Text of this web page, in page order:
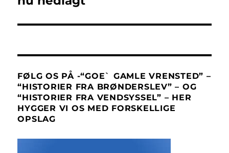
FØLG OS PÅ -“GOE` GAMLE VRENSTED” –
“HISTORIER FRA BRØNDERSLEV” – OG
“HISTORIER FRA VENDSYSSEL” – HER
HYGGER VI OS MED FORSKELLIGE
OPSLAG